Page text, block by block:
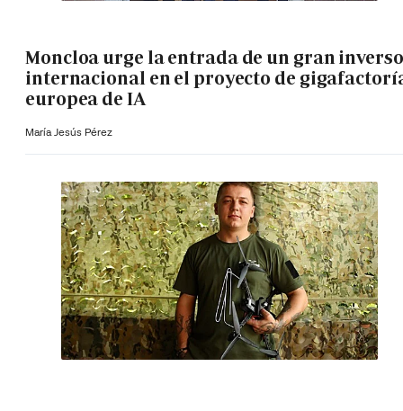
Moncloa urge la entrada de un gran
internacional en el proyecto de
europea de IA
María Jesús Pérez